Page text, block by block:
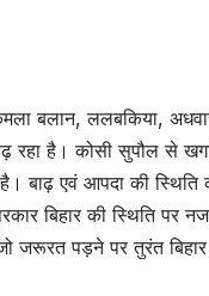
बलान, ललबकिया,
रहा है। कोसी सुपौल से
बाढ़ एवं आपदा की
बिहार की स्थिति पर
जरूरत पड़ने पर तुरंत बिहार